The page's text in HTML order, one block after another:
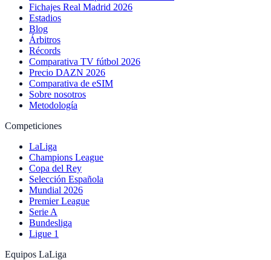
Fichajes Real Madrid 2026
Estadios
Blog
Árbitros
Récords
Comparativa TV fútbol 2026
Precio DAZN 2026
Comparativa de eSIM
Sobre nosotros
Metodología
Competiciones
LaLiga
Champions League
Copa del Rey
Selección Española
Mundial 2026
Premier League
Serie A
Bundesliga
Ligue 1
Equipos LaLiga